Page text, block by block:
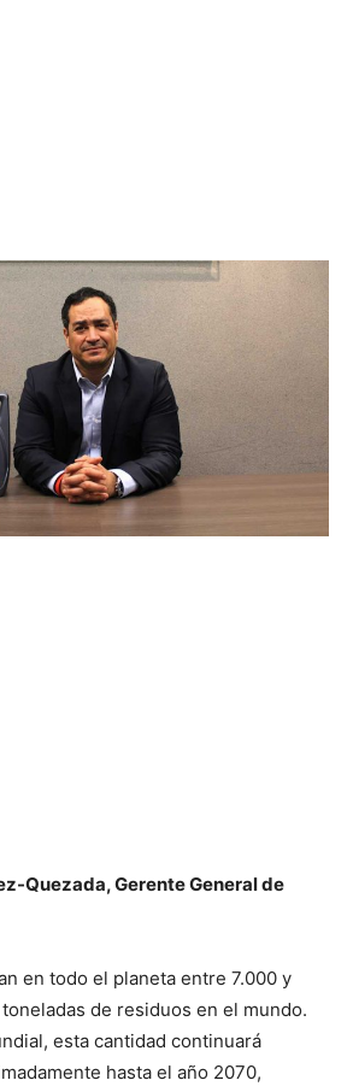
Quezada, Gerente General de
en todo el planeta entre 7.000 y
de residuos en el mundo.
esta cantidad continuará
hasta el año 2070,